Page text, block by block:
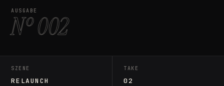
AUSGABE
Nº 002
SZENE
RELAUNCH
TAKE
02